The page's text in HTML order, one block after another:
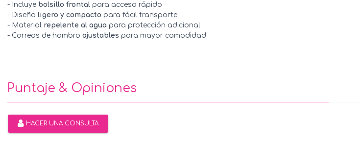
- Incluye bolsillo frontal para acceso rápido
- Diseño ligero y compacto para fácil transporte
- Material repelente al agua para protección adicional
- Correas de hombro ajustables para mayor comodidad
Puntaje & Opiniones
HACER UNA CONSULTA